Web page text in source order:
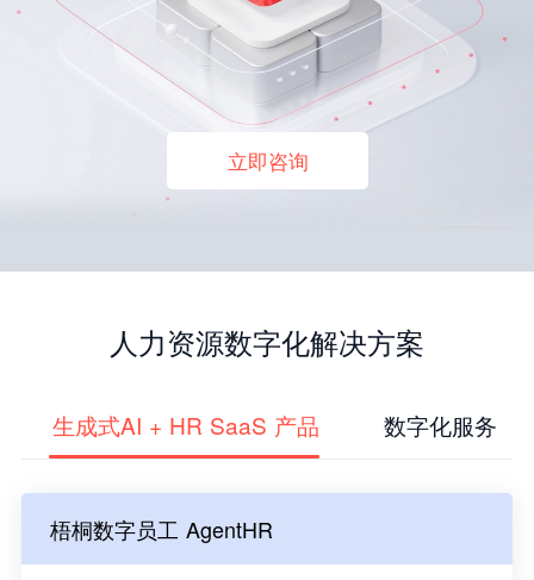
立即咨询
人力资源数字化解决方案
生成式AI + HR SaaS 产品 数字化服务
梧桐数字员工 AgentHR